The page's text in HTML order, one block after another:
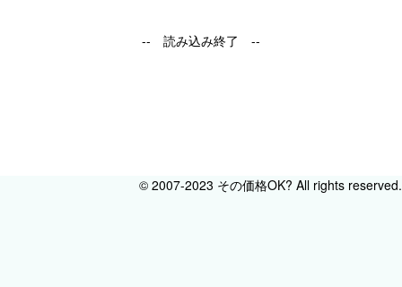
-- 読み込み終了 --
© 2007-2023 その価格OK? All rights reserved.